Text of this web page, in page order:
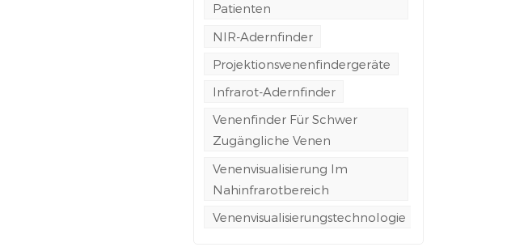
Patienten
NIR-Adernfinder
Projektionsvenenfindergeräte
Infrarot-Adernfinder
Venenfinder Für Schwer
Zugängliche Venen
Venenvisualisierung Im
Nahinfrarotbereich
Venenvisualisierungstechnologie